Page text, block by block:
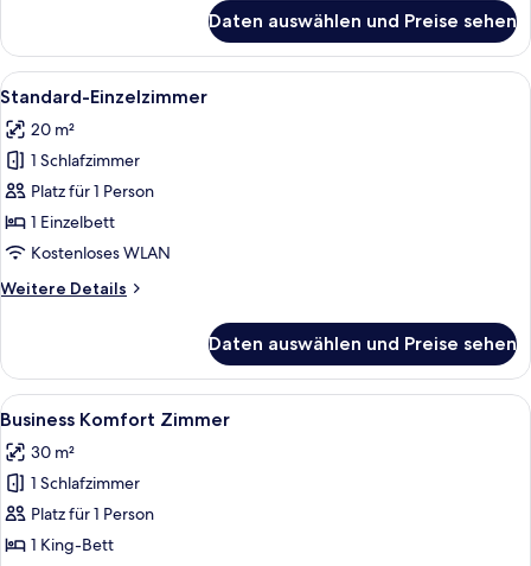
Daten auswählen und Preise sehen
Alle
Fotos
für
Standard-
Einzelzimmer
anzeigen
Ein Hotelzimmer mit Bett, Sessel,
1
Standard-Einzelzimmer
20 m²
1 Schlafzimmer
Platz für 1 Person
1 Einzelbett
Kostenloses WLAN
Weitere Details
Weitere
Einzelzimmer
Daten auswählen und Preise sehen
Alle
Fotos
für
Business
Komfort
Zimmer
Ein Hotelzimmer mit Doppelbett,
1
Business Komfort Zimmer
30 m²
1 Schlafzimmer
Platz für 1 Person
1 King-Bett